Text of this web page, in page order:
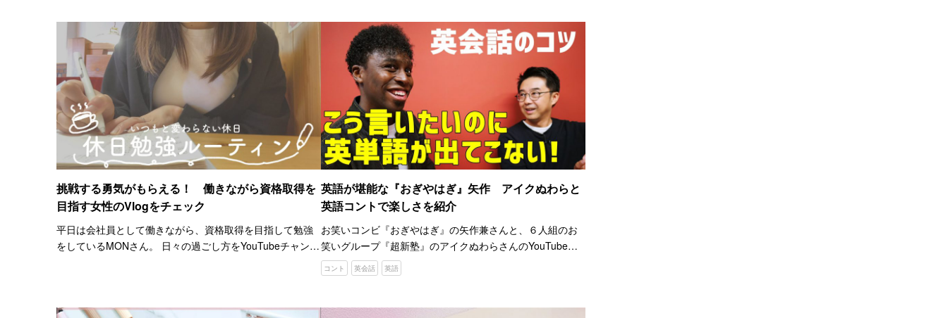
挑戦する勇気がもらえる！ 働きながら資格取得を
目指す女性のVlogをチェック
平日は会社員として働きながら、資格取得を目指して勉強
をしているMONさん。 日々の過ごし方をYouTubeチャンネ
英語が堪能な『おぎやはぎ』矢作 アイクぬわらと
英語コントで楽しさを紹介
お笑いコンビ『おぎやはぎ』の矢作兼さんと、６人組のお
笑いグループ『超新塾』のアイクぬわらさんのYouTubeチ
ャンネル『矢作とアイクの英会話』。 チャンネル名にもあ
る通り、楽しく英語を学ぶためのワンポイントを２人が動
コント 英会話 英語